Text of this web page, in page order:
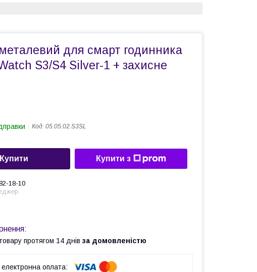
для смарт годинника
S3/S4 Silver-1 + захисне
Код: 05.05.02.S3SL
Купити Купити з
18-10
протягом 14 днів за домовленістю